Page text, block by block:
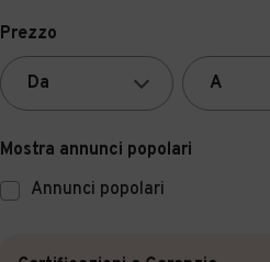
Prezzo
Mostra annunci popolari
Annunci popolari